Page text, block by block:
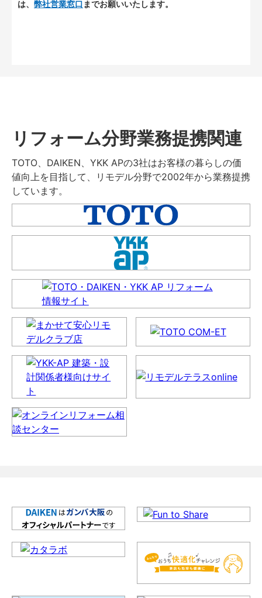
は、 弊社営業窓口 までお願いいたします。
リフォーム分野業務提携関連
TOTO、DAIKEN、YKK APの3社はお客様の暮らしの価
値向上を目指して、リモデル分野で2002年から業務提携
しています。